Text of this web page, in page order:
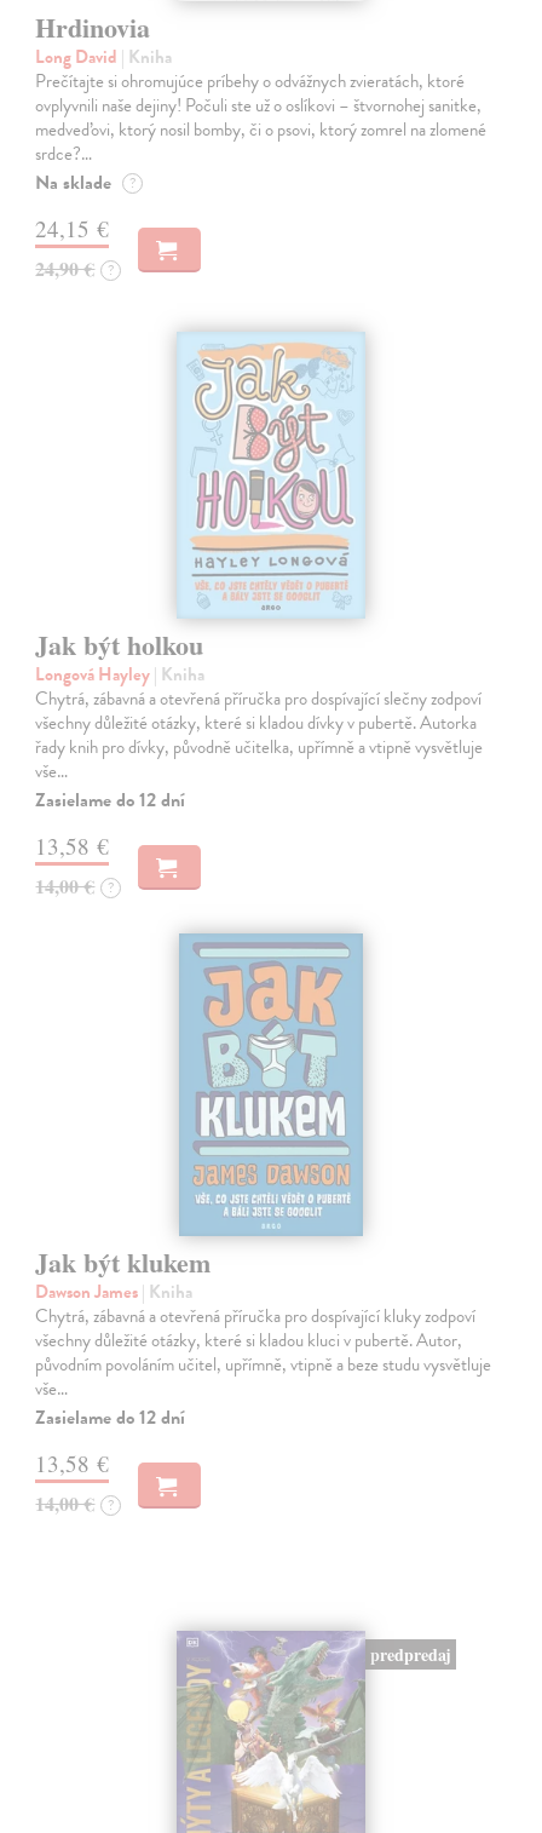
Hrdinovia
Long David | Kniha
Prečítajte si ohromujúce príbehy o odvážnych zvieratách, ktoré
ovplyvnili naše dejiny! Počuli ste už o oslíkovi – štvornohej sanitke,
medveďovi, ktorý nosil bomby, či o psovi, ktorý zomrel na zlomené
srdce?…
Na sklade ?
24,15 €
24,90 € ?
Jak být holkou
Longová Hayley| Kniha
Chytrá, zábavná a otevřená příručka pro dospívající slečny zodpoví
všechny důležité otázky, které si kladou dívky v pubertě. Autorka
řady knih pro dívky, původně učitelka, upřímně a vtipně vysvětluje
vše…
Zasielame do 12 dní
13,58 €
14,00 € ?
Jak být klukem
Dawson James| Kniha
Chytrá, zábavná a otevřená příručka pro dospívající kluky zodpoví
všechny důležité otázky, které si kladou kluci v pubertě. Autor,
původním povoláním učitel, upřímně, vtipně a beze studu vysvětluje
vše…
Zasielame do 12 dní
13,58 €
14,00 € ?
predpredaj